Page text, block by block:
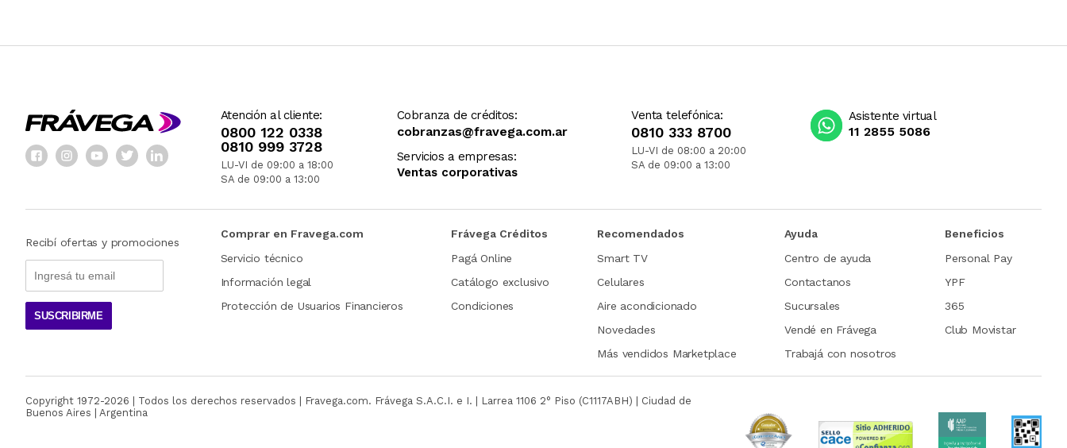
Atención al cliente:
0800 122 0338
0810 999 3728
LU-VI de 09:00 a 18:00
SA de 09:00 a 13:00
Cobranza de créditos:
cobranzas@fravega.com.ar
Servicios a empresas:
Ventas corporativas
Venta telefónica:
0810 333 8700
LU-VI de 08:00 a 20:00
SA de 09:00 a 13:00
Asistente virtual
11 2855 5086
Recibí ofertas y promociones
SUSCRIBIRME
Comprar en Fravega.com
Servicio técnico
Información legal
Protección de Usuarios Financieros
Frávega Créditos
Pagá Online
Catálogo exclusivo
Condiciones
Recomendados
Smart TV
Celulares
Aire acondicionado
Novedades
Más vendidos Marketplace
Ayuda
Centro de ayuda
Contactanos
Sucursales
Vendé en Frávega
Trabajá con nosotros
Beneficios
Personal Pay
YPF
365
Club Movistar
Copyright 1972-2026 | Todos los derechos reservados | Fravega.com. Frávega S.A.C.I. e I. | Larrea 1106 2° Piso (C1117ABH) | Ciudad de
Buenos Aires | Argentina